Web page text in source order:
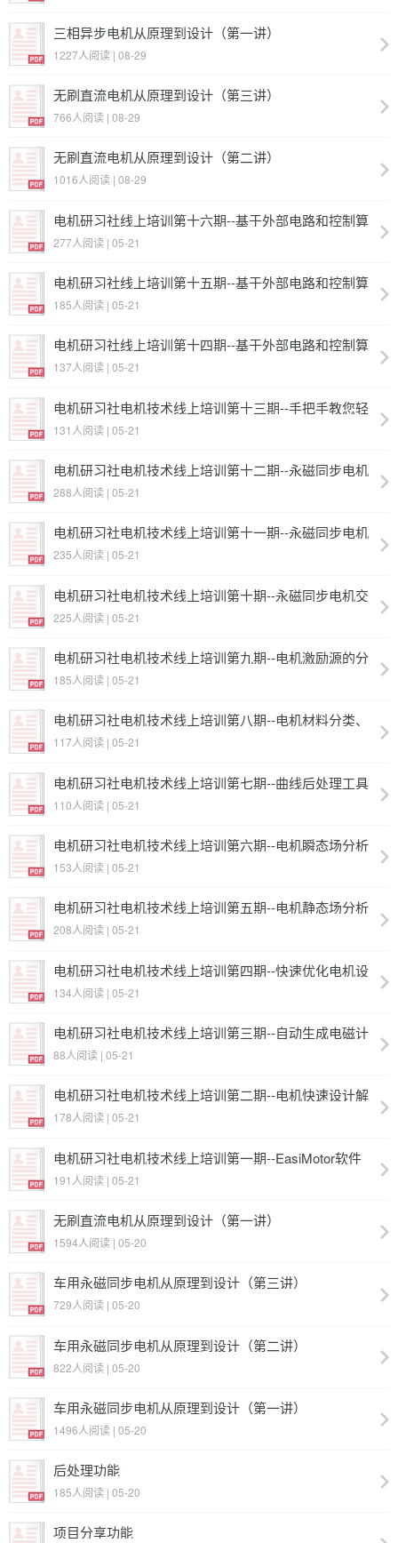
三相异步电机从原理到设计（第一讲）
1227人阅读 | 08-29
无刷直流电机从原理到设计（第三讲）
766人阅读 | 08-29
无刷直流电机从原理到设计（第二讲）
1016人阅读 | 08-29
电机研习社线上培训第十六期--基于外部电路和控制算
法的感应电动机性能分析
277人阅读 | 05-21
电机研习社线上培训第十五期--基于外部电路和控制算
法的永磁同步电机性能分析1
185人阅读 | 05-21
电机研习社线上培训第十四期--基于外部电路和控制算
法的永磁同步电机性能分析
137人阅读 | 05-21
电机研习社电机技术线上培训第十三期--手把手教您轻
松GET有限元仿真分析方法
131人阅读 | 05-21
电机研习社电机技术线上培训第十二期--永磁同步电机
退磁计算
288人阅读 | 05-21
电机研习社电机技术线上培训第十一期--永磁同步电机
性能MAP图计算
235人阅读 | 05-21
电机研习社电机技术线上培训第十期--永磁同步电机交
直轴电感的计算
225人阅读 | 05-21
电机研习社电机技术线上培训第九期--电机激励源的分
类、特性以及适用场合介绍
185人阅读 | 05-21
电机研习社电机技术线上培训第八期--电机材料分类、
特性介绍及EasiMotor材料库的使用
117人阅读 | 05-21
电机研习社电机技术线上培训第七期--曲线后处理工具
应用介绍
110人阅读 | 05-21
电机研习社电机技术线上培训第六期--电机瞬态场分析
153人阅读 | 05-21
电机研习社电机技术线上培训第五期--电机静态场分析
(获取气隙磁密、漏磁系数、电感、磁链等参数)
208人阅读 | 05-21
电机研习社电机技术线上培训第四期--快速优化电机设
计方案--参数化分析
134人阅读 | 05-21
电机研习社电机技术线上培训第三期--自动生成电磁计
算单及自定义计算单模块
88人阅读 | 05-21
电机研习社电机技术线上培训第二期--电机快速设计解
决方案--基于场路耦合的磁路法
178人阅读 | 05-21
电机研习社电机技术线上培训第一期--EasiMotor软件
功能介绍和优势分析
191人阅读 | 05-21
无刷直流电机从原理到设计（第一讲）
1594人阅读 | 05-20
车用永磁同步电机从原理到设计（第三讲）
729人阅读 | 05-20
车用永磁同步电机从原理到设计（第二讲）
822人阅读 | 05-20
车用永磁同步电机从原理到设计（第一讲）
1496人阅读 | 05-20
后处理功能
185人阅读 | 05-20
项目分享功能